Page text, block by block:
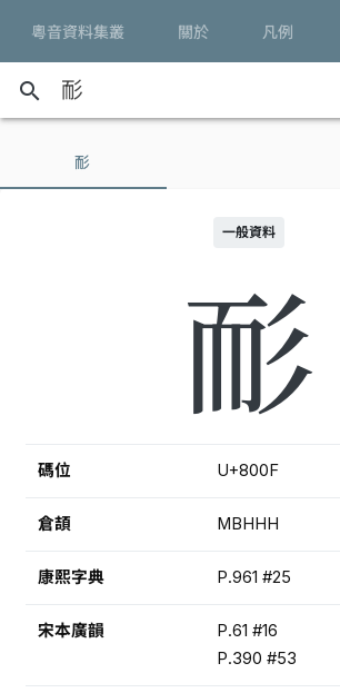
粵音資料集叢 關於 凡例
search
耏
一般資料
耏
碼位 U+800F
倉頡 MBHHH
康熙字典 P.961 #25
宋本廣韻
P.61 #16
P.390 #53